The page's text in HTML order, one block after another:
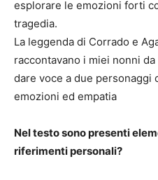
esplorare le emozioni forti
tragedia.
La leggenda di Corrado e
raccontavano i miei nonni
dare voce a due personaggi
emozioni ed empatia
Nel testo sono presenti
riferimenti personali?